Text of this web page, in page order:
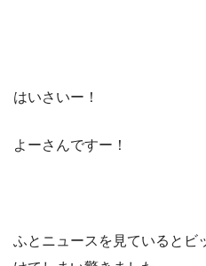
はいさいー！
よーさんですー！
ふとニュースを見ているとビ